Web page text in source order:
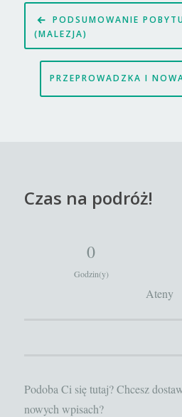
Nawigacja
wpisu
PODSUMOWANIE
(MALEZJA)
PRZEPROWADZKA I
Czas na podróż!
0
Godzin(y)
Ateny
Podoba Ci się tutaj? Chcesz
nowych wpisach?